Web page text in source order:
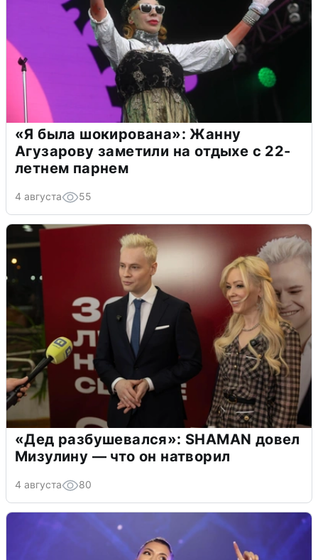
«Я была шокирована»: Жанну
Агузарову заметили на отдыхе с 22-
летнем парнем
4 августа 55
«Дед разбушевался»: SHAMAN довел
Мизулину — что он натворил
4 августа 80